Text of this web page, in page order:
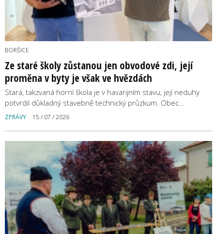
BORŠICE
Ze staré školy zůstanou jen obvodové zdi, její
proměna v byty je však ve hvězdách
Stará, takzvaná horní škola je v havarijním stavu, její neduhy
potvrdil důkladný stavebně technický průzkum. Obec…
ZPRÁVY 15 / 07 / 2026